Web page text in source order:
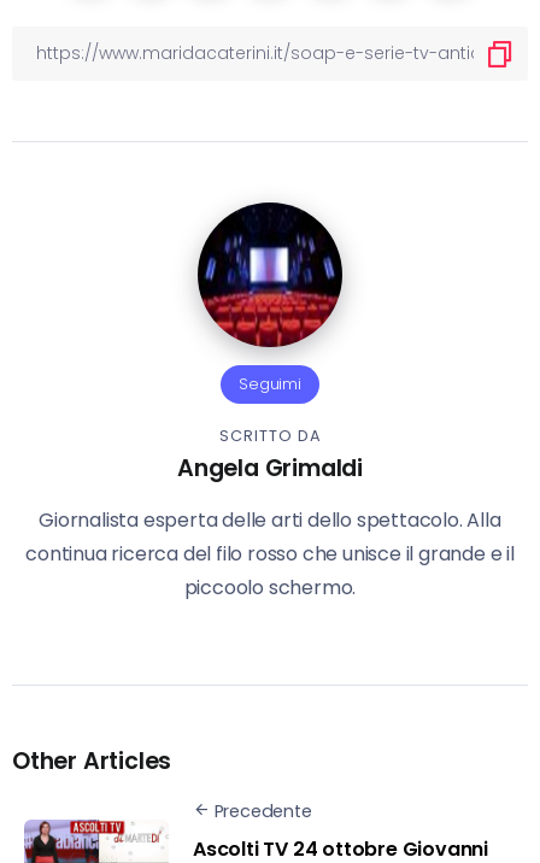
Seguimi
SCRITTO DA
Angela Grimaldi
Giornalista esperta delle arti dello spettacolo. Alla
continua ricerca del filo rosso che unisce il grande e il
piccoolo schermo.
Other Articles
Precedente
Ascolti TV 24 ottobre Giovanni